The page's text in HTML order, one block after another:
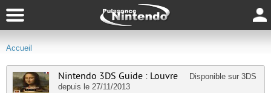
Accueil
Nintendo 3DS Guide : Louvre Disponible sur 3DS
depuis le 27/11/2013